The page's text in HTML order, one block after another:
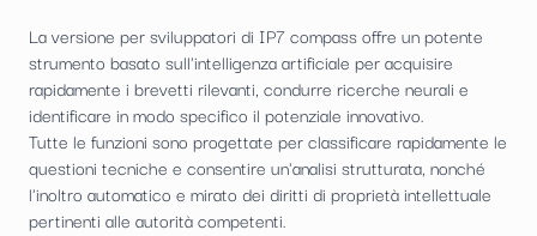
La versione per sviluppatori di IP7 compass offre un potente
strumento basato sull'intelligenza artificiale per acquisire
rapidamente i brevetti rilevanti, condurre ricerche neurali e
identificare in modo specifico il potenziale innovativo.
Tutte le funzioni sono progettate per classificare rapidamente le
questioni tecniche e consentire un'analisi strutturata, nonché
l'inoltro automatico e mirato dei diritti di proprietà intellettuale
pertinenti alle autorità competenti.